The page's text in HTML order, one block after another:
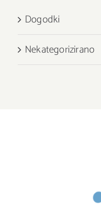
Dogodki
Nekategorizirano